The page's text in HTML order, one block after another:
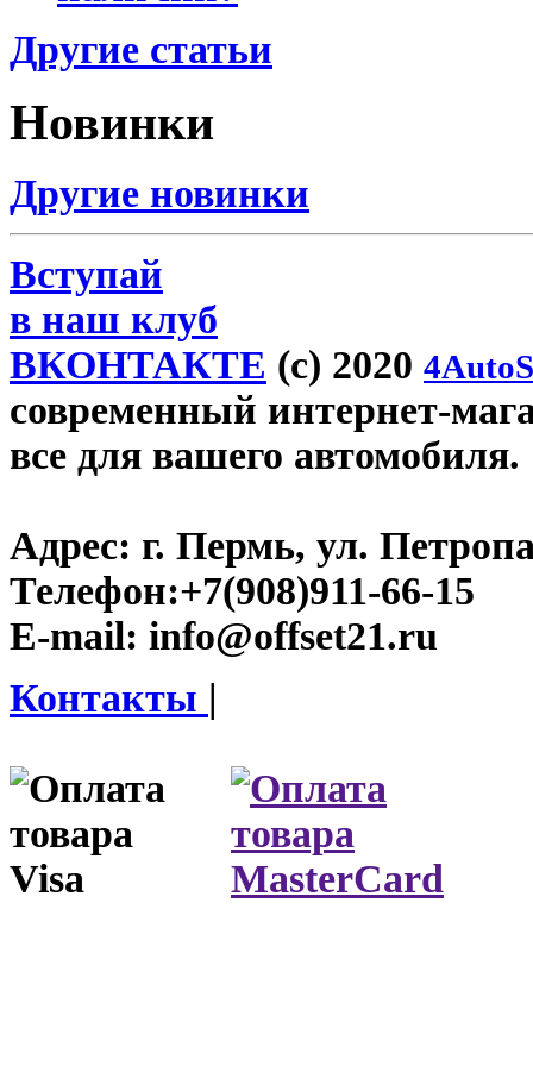
Другие статьи
Новинки
Другие новинки
Вступай
в наш клуб
ВКОНТАКТЕ (c) 2020
современный интернет-
все для вашего автомобиля.
Адрес: г. Пермь, ул.
Телефон:+7(908)911-66-15
E-mail: info@offset21.ru
Контакты |